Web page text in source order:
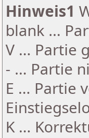
Hinweis1
blank ...
V ... Partie
- ... Partie
E ... Partie
K ...